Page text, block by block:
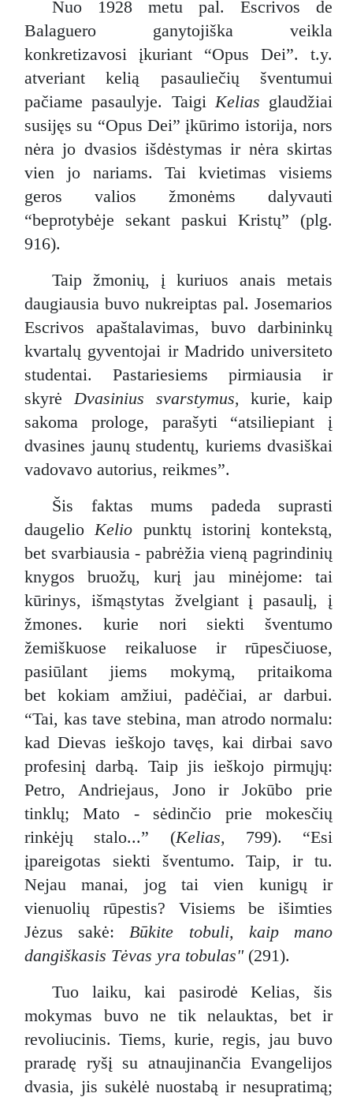
Nuo 1928 metu pal. Escrivos de
Balaguero ganytojiška veikla
konkretizavosi įkuriant “Opus Dei”. t.y.
atveriant kelią pasauliečių šventumui
pačiame pasaulyje. Taigi Kelias glaudžiai
susijęs su “Opus Dei” įkūrimo istorija, nors
nėra jo dvasios išdėstymas ir nėra skirtas
vien jo nariams. Tai kvietimas visiems
geros valios žmonėms dalyvauti
“beprotybėje sekant paskui Kristų” (plg.
916).
Taip žmonių, į kuriuos anais metais
daugiausia buvo nukreiptas pal. Josemarios
Escrivos apaštalavimas, buvo darbininkų
kvartalų gyventojai ir Madrido universiteto
studentai. Pastariesiems pirmiausia ir
skyrė Dvasinius svarstymus, kurie, kaip
sakoma prologe, parašyti “atsiliepiant į
dvasines jaunų studentų, kuriems dvasiškai
vadovavo autorius, reikmes”.
Šis faktas mums padeda suprasti
daugelio Kelio punktų istorinį kontekstą,
bet svarbiausia - pabrėžia vieną pagrindinių
knygos bruožų, kurį jau minėjome: tai
kūrinys, išmąstytas žvelgiant į pasaulį, į
žmones. kurie nori siekti šventumo
žemiškuose reikaluose ir rūpesčiuose,
pasiūlant jiems mokymą, pritaikoma
bet kokiam amžiui, padėčiai, ar darbui.
“Tai, kas tave stebina, man atrodo normalu:
kad Dievas ieškojo tavęs, kai dirbai savo
profesinį darbą. Taip jis ieškojo pirmųjų:
Petro, Andriejaus, Jono ir Jokūbo prie
tinklų; Mato - sėdinčio prie mokesčių
rinkėjų stalo...” (Kelias, 799). “Esi
įpareigotas siekti šventumo. Taip, ir tu.
Nejau manai, jog tai vien kunigų ir
vienuolių rūpestis? Visiems be išimties
Jėzus sakė: Būkite tobuli, kaip mano
dangiškasis Tėvas yra tobulas"(291).
Tuo laiku, kai pasirodė Kelias, šis
mokymas buvo ne tik nelauktas, bet ir
revoliucinis. Tiems, kurie, regis, jau buvo
praradę ryšį su atnaujinančia Evangelijos
dvasia, jis sukėlė nuostabą ir nesupratimą;